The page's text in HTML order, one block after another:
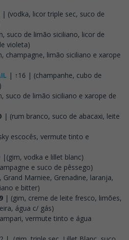
| (vodka, licor triple sec, suco de
suco de limão siciliano, licor de
violeta)
champagne, limão siciliano e xarope
| ↑16 | (champanhe, cubo de
suco de limão siciliano e xarope de
| (rum branco, suco de abacaxi, leite
escocês, vermute tinto e
|(gim, vodka e lillet blanc)
e suco de pêssego)
Grand Marniee, Grenadine, laranja,
e bitter)
| (gim, creme de leite fresco, limões,
água c/ gás)
vermute tinto e água